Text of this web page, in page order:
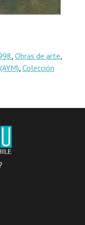
, Obras de arte,
, Colección